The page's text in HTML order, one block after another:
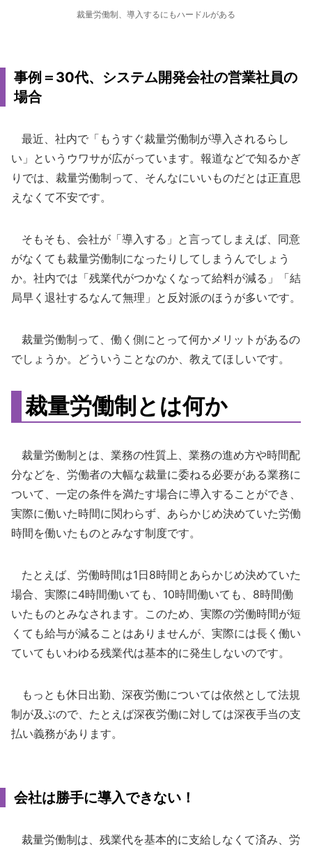
裁量労働制、導入するにもハードルがある
事例＝30代、システム開発会社の営業社員の
場合
最近、社内で「もうすぐ裁量労働制が導入されるらし
い」というウワサが広がっています。報道などで知るかぎ
りでは、裁量労働制って、そんなにいいものだとは正直思
えなくて不安です。
そもそも、会社が「導入する」と言ってしまえば、同意
がなくても裁量労働制になったりしてしまうんでしょう
か。社内では「残業代がつかなくなって給料が減る」「結
局早く退社するなんて無理」と反対派のほうが多いです。
裁量労働制って、働く側にとって何かメリットがあるの
でしょうか。どういうことなのか、教えてほしいです。
裁量労働制とは何か
裁量労働制とは、業務の性質上、業務の進め方や時間配
分などを、労働者の大幅な裁量に委ねる必要がある業務に
ついて、一定の条件を満たす場合に導入することができ、
実際に働いた時間に関わらず、あらかじめ決めていた労働
時間を働いたものとみなす制度です。
たとえば、労働時間は1日8時間とあらかじめ決めていた
場合、実際に4時間働いても、10時間働いても、8時間働
いたものとみなされます。このため、実際の労働時間が短
くても給与が減ることはありませんが、実際には長く働い
ていてもいわゆる残業代は基本的に発生しないのです。
もっとも休日出勤、深夜労働については依然として法規
制が及ぶので、たとえば深夜労働に対しては深夜手当の支
払い義務があります。
会社は勝手に導入できない！
裁量労働制は、残業代を基本的に支給しなくて済み、労